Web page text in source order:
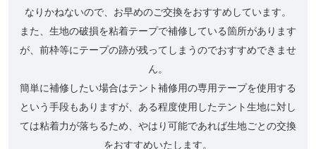
なりかねないので、お早めのご交換をおすすめしています。
また、生地の破損を粘着テープで補修している箇所があります
が、前枠等にテープの跡が残ってしまうのでおすすめできませ
ん。
簡単に補修したい場合はテント補修用の専用テープを使用する
という手段もありますが、ある程度使用したテント生地に対し
ては粘着力が落ちるため、やはり可能であれば生地ごとの交換
をおすすめいたします。